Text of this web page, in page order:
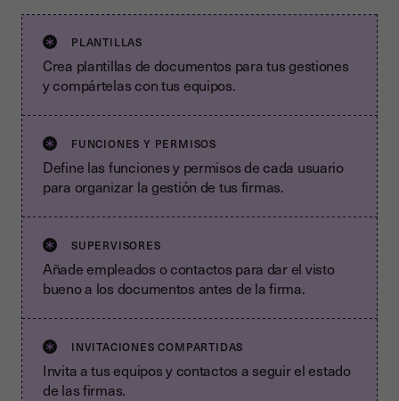
PLANTILLAS
Crea plantillas de documentos para tus gestiones
y compártelas con tus equipos.
FUNCIONES Y PERMISOS
Define las funciones y permisos de cada usuario
para organizar la gestión de tus firmas.
SUPERVISORES
Añade empleados o contactos para dar el visto
bueno a los documentos antes de la firma.
INVITACIONES COMPARTIDAS
Invita a tus equipos y contactos a seguir el estado
de las firmas.